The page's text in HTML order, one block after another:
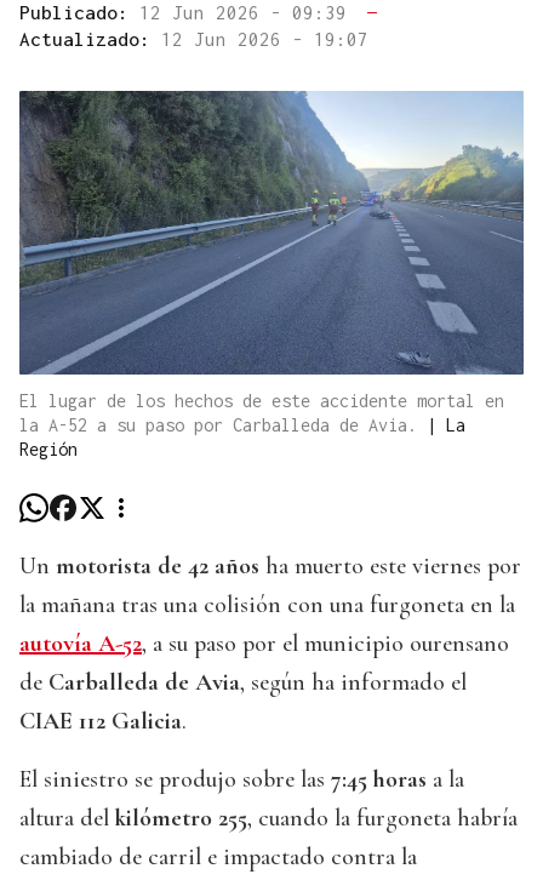
Publicado: 12 Jun 2026 - 09:39
—
Actualizado: 12 Jun 2026 - 19:07
El lugar de los hechos de este accidente mortal en
la A-52 a su paso por Carballeda de Avia.
| La
Región
Un motorista de 42 años ha muerto este viernes por
la mañana tras una colisión con una furgoneta en la
autovía A-52, a su paso por el municipio ourensano
de Carballeda de Avia, según ha informado el
CIAE 112 Galicia.
El siniestro se produjo sobre las 7:45 horas a la
altura del kilómetro 255, cuando la furgoneta habría
cambiado de carril e impactado contra la